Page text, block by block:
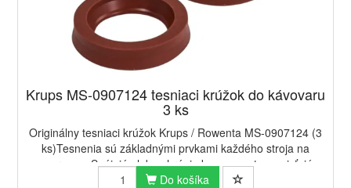
Krups MS-0907124 tesniaci krúžok do kávovaru
3 ks
Originálny tesniaci krúžok Krups / Rowenta MS-0907124 (3
ks)Tesnenia sú základnými prvkami každého stroja na
espresso. Spájajú alebo chránia komponenty a zaisťujú
tesnosť a bezporuchovú prevádzku zari...
Do košíka